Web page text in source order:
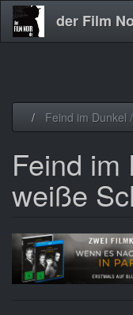
der Film
Feind im Dunkel
Feind im
weiße